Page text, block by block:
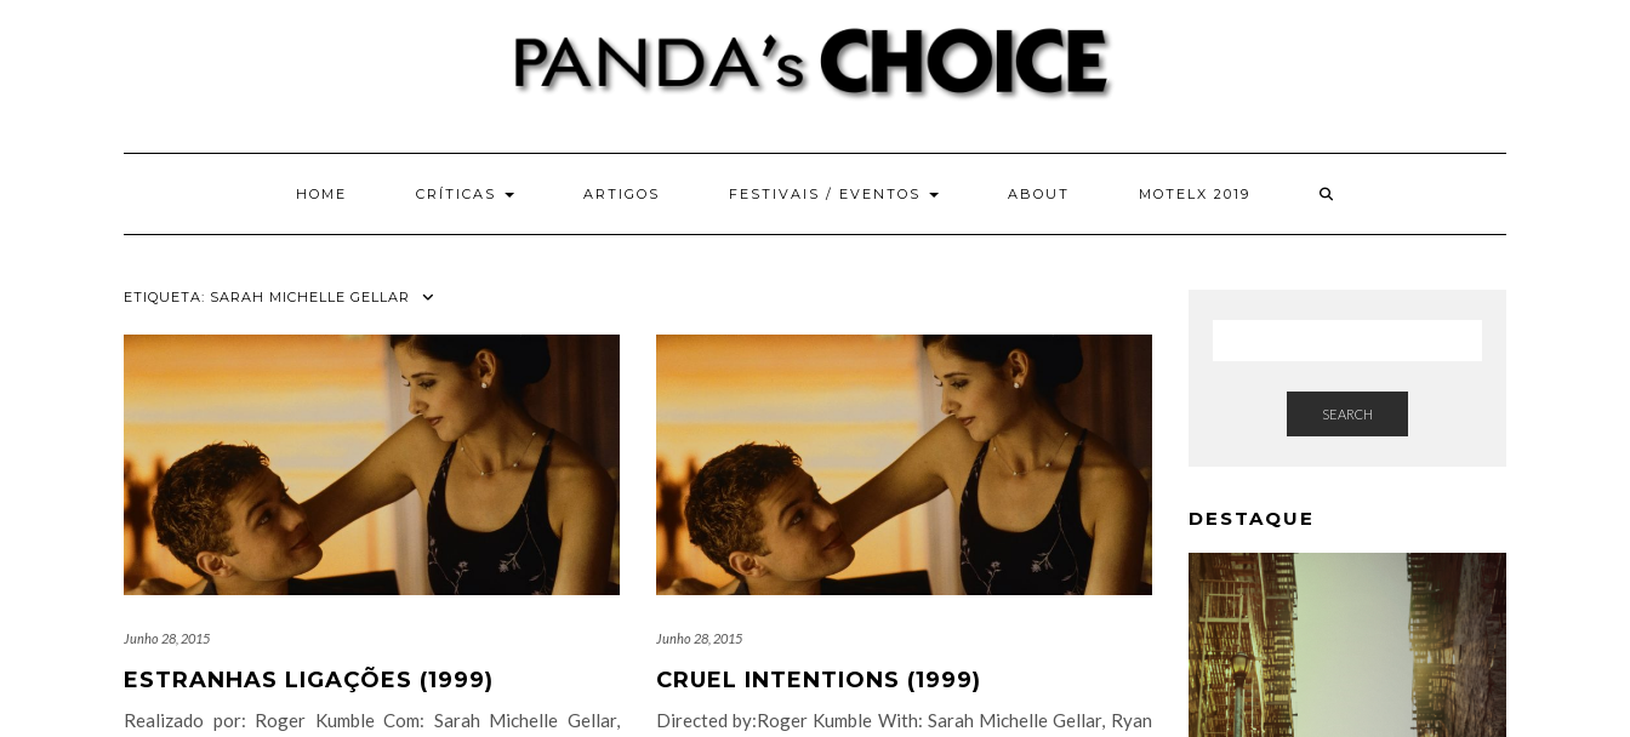
HOME CRÍTICAS ARTIGOS FESTIVAIS / EVENTOS ABOUT MOTELX 2019
ETIQUETA: SARAH MICHELLE GELLAR
Junho 28, 2015
ESTRANHAS LIGAÇÕES (1999)
Realizado por: Roger Kumble Com: Sarah Michelle Gellar,
Junho 28, 2015
CRUEL INTENTIONS (1999)
Directed by:Roger Kumble With: Sarah Michelle Gellar, Ryan
SEARCH
DESTAQUE